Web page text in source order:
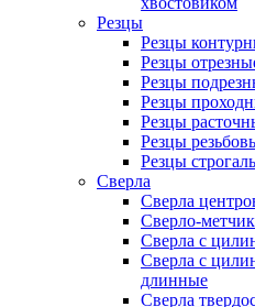
Резцы
Резцы
Резцы
Резцы
Резцы
Резцы
Резцы
Резцы
Сверла
Сверла
Сверло-метчик
Сверла с
Сверла с
длинные
Сверла